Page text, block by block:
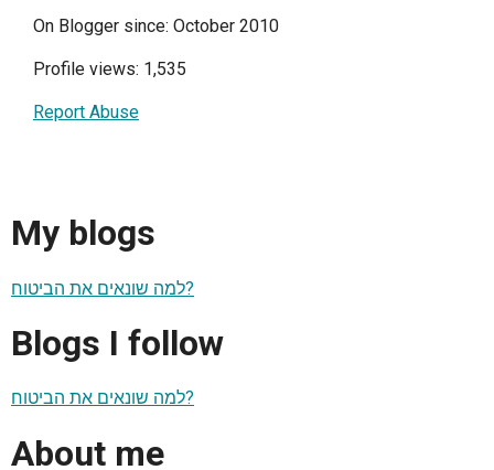
On Blogger since: October 2010
Profile views: 1,535
Report Abuse
My blogs
למה שונאים את הביטוח?
Blogs I follow
למה שונאים את הביטוח?
About me